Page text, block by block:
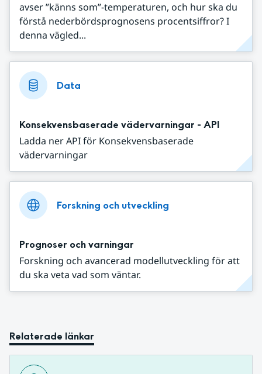
avser ”känns som”-temperaturen, och hur ska du
förstå nederbördsprognosens procentsiffror? I
denna vägled...
Data
Konsekvensbaserade vädervarningar - API
Ladda ner API för Konsekvensbaserade
vädervarningar
Forskning och utveckling
Prognoser och varningar
Forskning och avancerad modellutveckling för att
du ska veta vad som väntar.
Relaterade länkar